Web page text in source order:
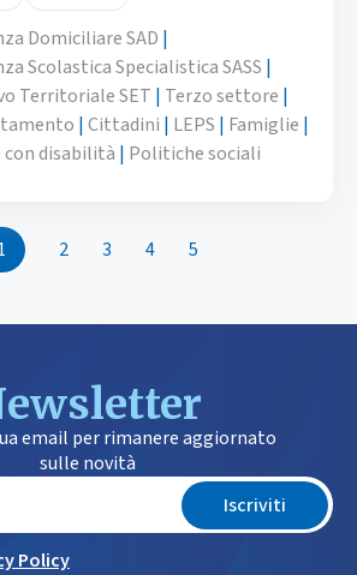
Domiciliare SAD |
Scolastica Specialistica SASS |
Territoriale SET | Terzo settore |
|Cittadini | LEPS | Famiglie |
con disabilità | Politiche sociali
2 3 4 5
email per rimanere aggiornato
sulle novità
Policy
Iscriviti